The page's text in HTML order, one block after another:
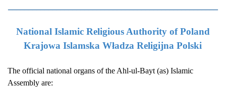
National Islamic Religious Authority of Poland
Krajowa Islamska Władza Religijna Polski
The official national organs of the Ahl-ul-Bayt (as) Islamic
Assembly are: